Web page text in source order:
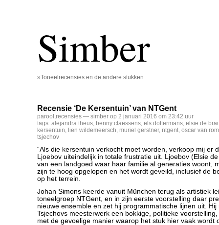
Simber
»Toneelrecensies en de andere stukken
Recensie ‘De Kersentuin’ van NTGent
parool ,recensies — simber op 2 januari 2016 om 23:42 uur
tags: alejandra theus, benny claessens, els dottermans, elsie de
kersentuin, lien wildemeersch, muriel gerstner, ntgent, oscar van
tsjechov
“Als die kersentuin verkocht moet worden, verkoop mij er
Ljoebov uiteindelijk in totale frustratie uit. Ljoebov (Elsie
van een landgoed waar haar familie al generaties woont,
zijn te hoog opgelopen en het wordt geveild, inclusief de
op het terrein.
Johan Simons keerde vanuit München terug als artistiek
toneelgroep NTGent, en in zijn eerste voorstelling daar
nieuwe ensemble en zet hij programmatische lijnen uit. Hij
Tsjechovs meesterwerk een bokkige, politieke
met de gevoelige manier waarop het stuk hier vaak wordt